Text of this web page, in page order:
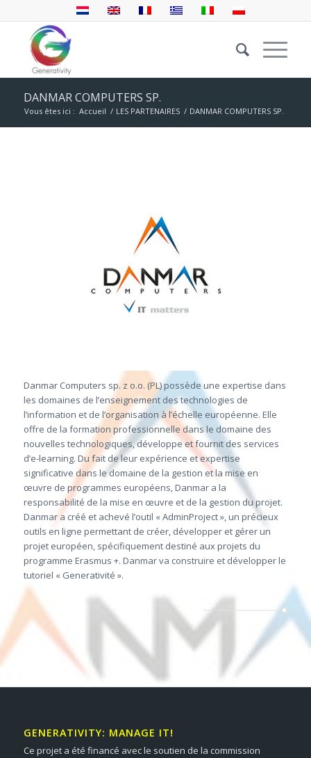
DANMAR COMPUTERS SP.
Vous êtes ici : Accueil / LES PARTENAIRES / DANMAR COMPUTERS SP.
Danmar Computers sp. z o.o. (PL) possède une expertise dans
les domaines de l’enseignement des technologies de
l’information et de l’organisation à l’échelle européenne. Elle
offre de la formation professionnelle dans le domaine des
nouvelles technologiques, développe et fournit des services
d’e-learning. Du fait de leur expérience et expertise
significative dans le domaine de la gestion et la mise en
œuvre de programmes européens, Danmar a la
responsabilité de la mise en œuvre et de la gestion du projet.
Danmar a créé et achevé l’outil « AdminProject », un précieux
outils en ligne permettant de créer, développer et gérer un
projet européen, spécifiquement destiné aux projets du
programme Erasmus +. Danmar va construire et développer le
tutoriel « Generativité ».
GENERATIVITY: MANAGE IT!
Ce projet a été financé avec le soutien de la commission